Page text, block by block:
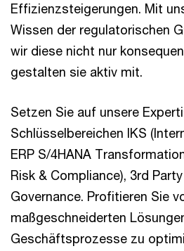
Effizienzsteigerungen. Mit
Wissen der regulatorischen
wir diese nicht nur
gestalten sie aktiv mit.
Setzen Sie auf unsere
Schlüsselbereichen IKS
ERP S/4HANA
Risk & Compliance), 3rd
Governance. Profitieren Sie
maßgeschneiderten
Geschäftsprozesse zu